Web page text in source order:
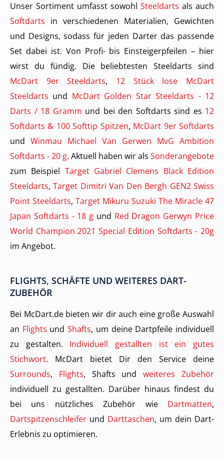
Unser Sortiment umfasst sowohl Steeldarts als auch
Softdarts in verschiedenen Materialien, Gewichten
und Designs, sodass für jeden Darter das passende
Set dabei ist. Von Profi- bis Einsteigerpfeilen – hier
wirst du fündig. Die beliebtesten Steeldarts sind
McDart 9er Steeldarts, 12 Stück lose McDart
Steeldarts und McDart Golden Star Steeldarts - 12
Darts / 18 Gramm und bei den Softdarts sind es 12
Softdarts & 100 Softtip Spitzen, McDart 9er Softdarts
und Winmau Michael Van Gerwen MvG Ambition
Softdarts - 20 g. Aktuell haben wir als Sonderangebote
zum Beispiel Target Gabriel Clemens Black Edition
Steeldarts,Target Dimitri Van Den Bergh GEN2 Swiss
Point Steeldarts, Target Mikuru Suzuki The Miracle 47
Japan Softdarts - 18 g und Red Dragon Gerwyn Price
World Champion 2021 Special Edition Softdarts - 20g
im Angebot.
FLIGHTS, SCHÄFTE UND WEITERES DART-
ZUBEHÖR
Bei McDart.de bieten wir dir auch eine große Auswahl
an Flights undShafts, um deine Dartpfeile individuell
zu gestalten. Individuell gestallten ist ein gutes
Stichwort. McDart bietet Dir den Service deine
Surrounds, Flights, Shafts undweiteres Zubehör
individuell zu gestallten. Darüber hinaus findest du
bei uns nützliches Zubehör wie Dartmatten,
Dartspitzenschleifer und Darttaschen, um dein Dart-
Erlebnis zu optimieren.